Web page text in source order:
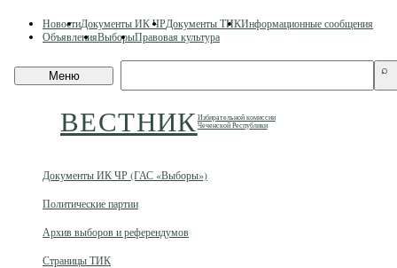
content
НовостиДокументы ИК ЧРДокументы ТИКИнформационные сообщения
ОбъявленияВыборыПравовая культура
Меню
ВЕСТНИКИзбирательной комиссии
Чеченской Республики
сайту
⌕
Документы ИК ЧР (ГАС «Выборы»)
Политические партии
Архив выборов и референдумов
Страницы ТИК